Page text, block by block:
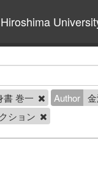
書 巻一 Author
ション